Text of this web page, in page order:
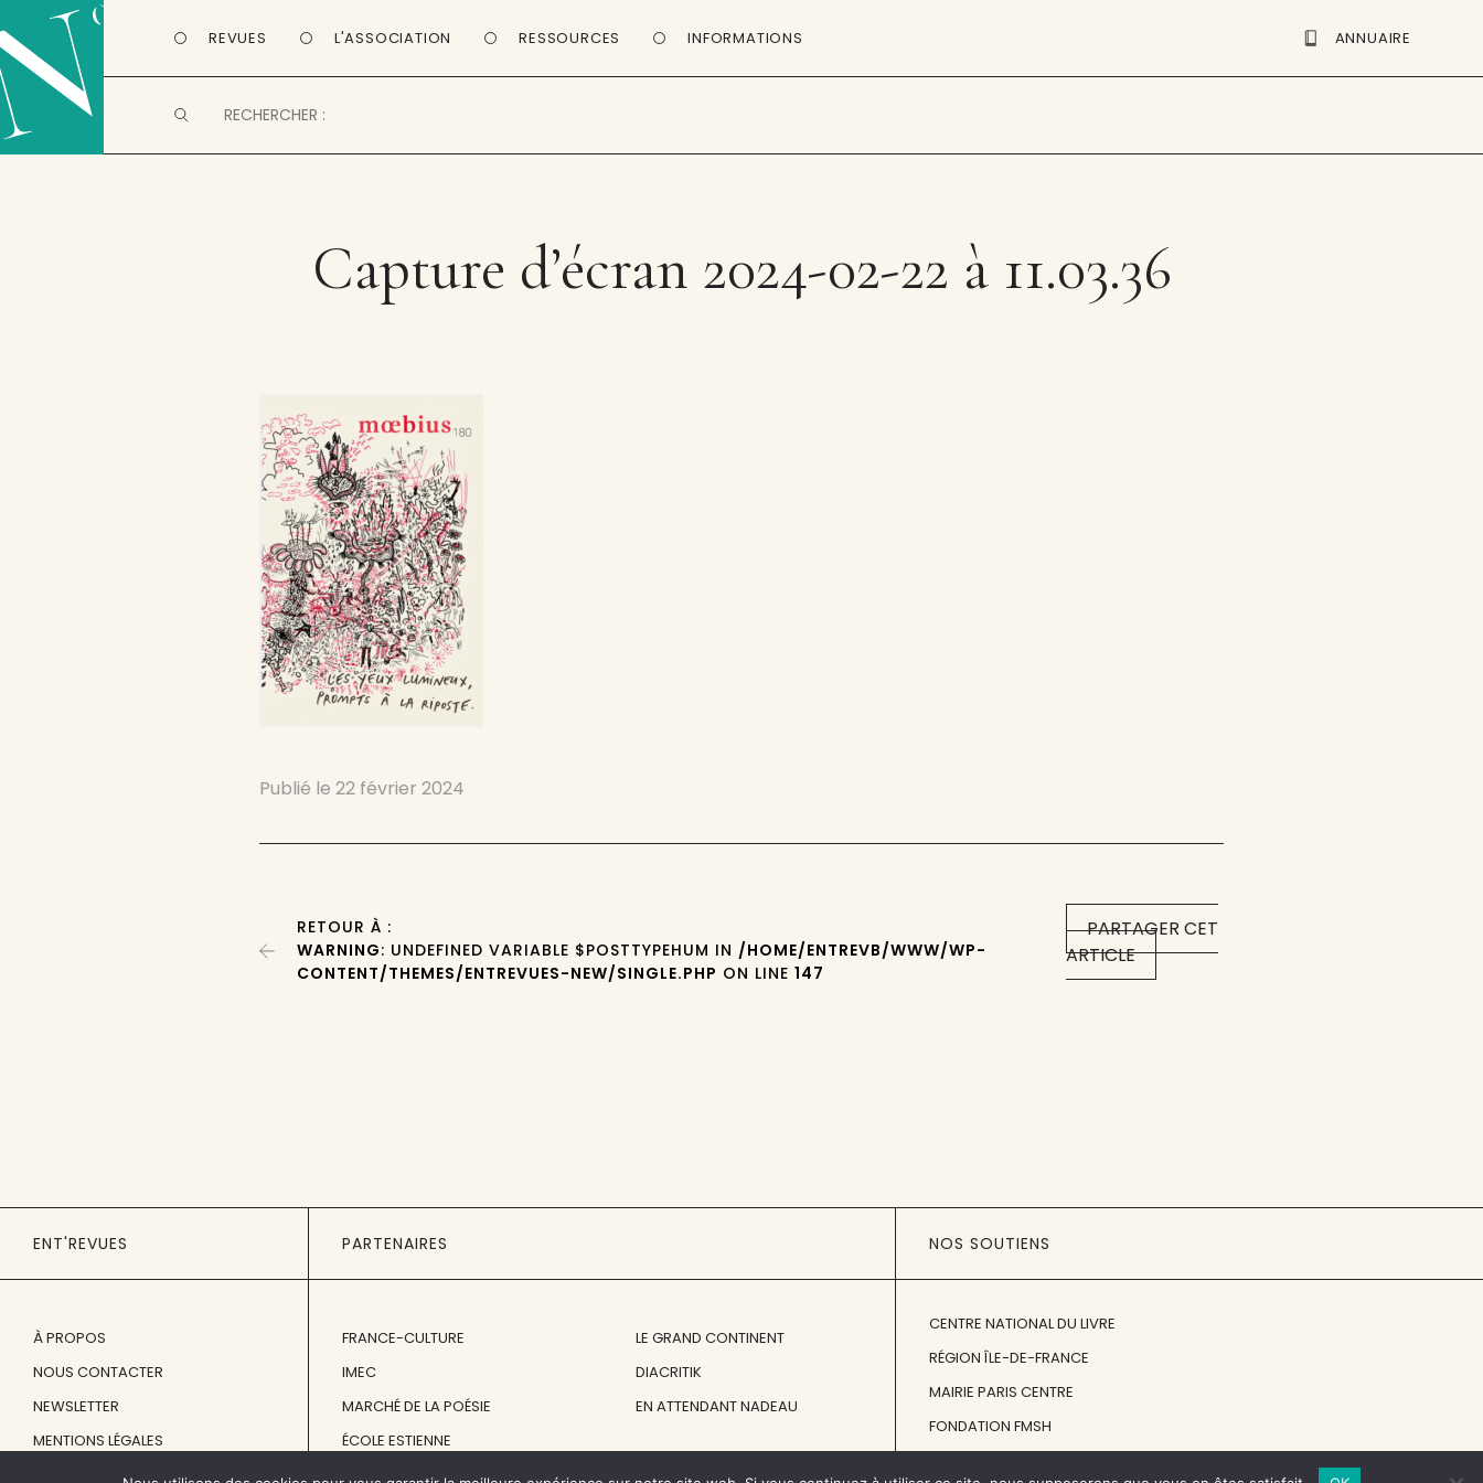
REVUES L'ASSOCIATION RESSOURCES INFORMATIONS ANNUAIRE
Capture d’écran 2024-02-22 à 11.03.36
Publié le22 février 2024
PARTAGER CET
ARTICLE
RETOUR À :
WARNING: UNDEFINED VARIABLE $POSTTYPEHUM IN /HOME/ENTREVB/WWW/WP-
CONTENT/THEMES/ENTREVUES-NEW/SINGLE.PHP ON LINE147
ENT'REVUES
À PROPOS
NOUS CONTACTER
NEWSLETTER
MENTIONS LÉGALES
PARTENAIRES
FRANCE-CULTURE
IMEC
MARCHÉ DE LA POÉSIE
ÉCOLE ESTIENNE
LE GRAND CONTINENT
DIACRITIK
EN ATTENDANT NADEAU
NOS SOUTIENS
CENTRE NATIONAL DU LIVRE
RÉGION ÎLE-DE-FRANCE
MAIRIE PARIS CENTRE
FONDATION FMSH